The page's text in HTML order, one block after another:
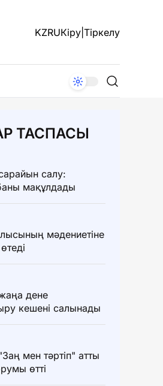
KZRUКіру Тіркелу
ТАСПАСЫ
салу:
мақұлдады
мәдениетіне
дене
кешені салынады
мен тәртіп" атты
өтті